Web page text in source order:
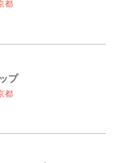
都
プ
都